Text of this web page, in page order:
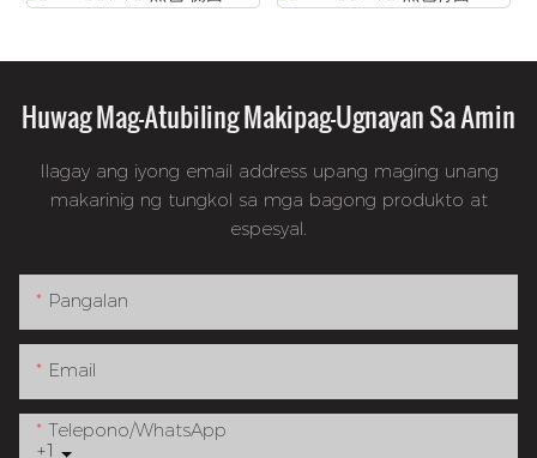
Huwag Mag-Atubiling Makipag-Ugnayan Sa Amin
Ilagay ang iyong email address upang maging unang
makarinig ng tungkol sa mga bagong produkto at
espesyal.
Pangalan
Email
+1
Telepono/whatsApp